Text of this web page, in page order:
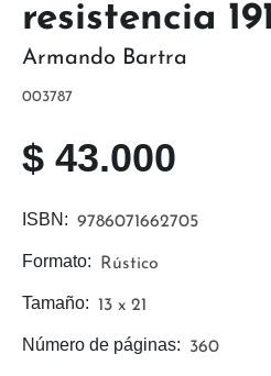
Número de páginas: 360
Tamaño: 13 x 21
Formato: Rústico
ISBN: 9786071662705
$ 43.000
003787
Armando Bartra
resistencia